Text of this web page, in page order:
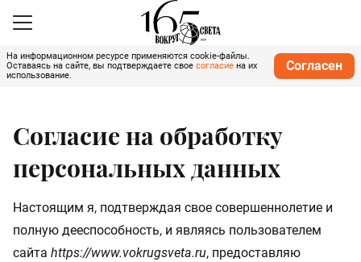
На информационном ресурсе применяются cookie-файлы.
Оставаясь на сайте, вы подтверждаете свое согласие на их
использование.
Согласен
Согласие на обработку
персональных данных
Настоящим я, подтверждая свое совершеннолетие и
полную дееспособность, и являясь пользователем
сайта https://www.vokrugsveta.ru, предоставляю